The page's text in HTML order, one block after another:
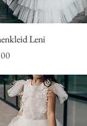
Schnellansicht
Leni